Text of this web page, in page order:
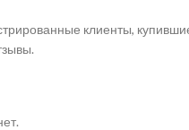
клиенты,